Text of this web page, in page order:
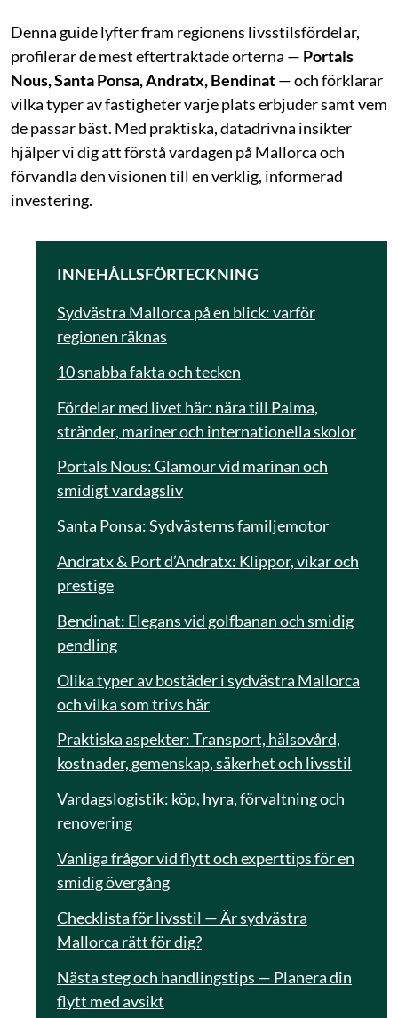
Denna guide lyfter fram regionens livsstilsfördelar,
profilerar de mest eftertraktade orterna — Portals
Nous, Santa Ponsa, Andratx, Bendinat— och förklarar
vilka typer av fastigheter varje plats erbjuder samt vem
de passar bäst. Med praktiska, datadrivna insikter
hjälper vi dig att förstå vardagen på Mallorca och
förvandla den visionen till en verklig, informerad
investering.
INNEHÅLLSFÖRTECKNING
Sydvästra Mallorca på en blick: varför
regionen räknas
10 snabba fakta och tecken
Fördelar med livet här: nära till Palma,
stränder, mariner och internationella skolor
Portals Nous: Glamour vid marinan och
smidigt vardagsliv
Santa Ponsa: Sydvästerns familjemotor
Andratx & Port d’Andratx: Klippor, vikar och
prestige
Bendinat: Elegans vid golfbanan och smidig
pendling
Olika typer av bostäder i sydvästra Mallorca
och vilka som trivs här
Praktiska aspekter: Transport, hälsovård,
kostnader, gemenskap, säkerhet och livsstil
Vardagslogistik: köp, hyra, förvaltning och
renovering
Vanliga frågor vid flytt och experttips för en
smidig övergång
Checklista för livsstil — Är sydvästra
Mallorca rätt för dig?
Nästa steg och handlingstips — Planera din
flytt med avsikt